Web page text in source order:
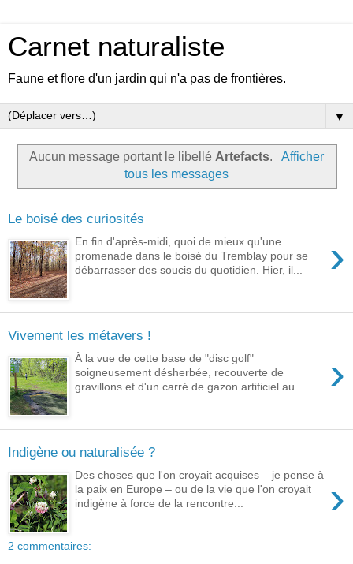
Carnet naturaliste
Faune et flore d'un jardin qui n'a pas de frontières.
▼
Aucun message portant le libellé Artefacts.
Afficher
tous les messages
Le boisé des curiosités
›
En fin d'après-midi, quoi de mieux qu'une
promenade dans le boisé du Tremblay pour se
débarrasser des soucis du quotidien. Hier, il...
Vivement les métavers !
›
À la vue de cette base de "disc golf"
soigneusement désherbée, recouverte de
gravillons et d'un carré de gazon artificiel au ...
Indigène ou naturalisée ?
›
Des choses que l'on croyait acquises – je pense à
la paix en Europe – ou de la vie que l'on croyait
indigène à force de la rencontre...
2 commentaires: